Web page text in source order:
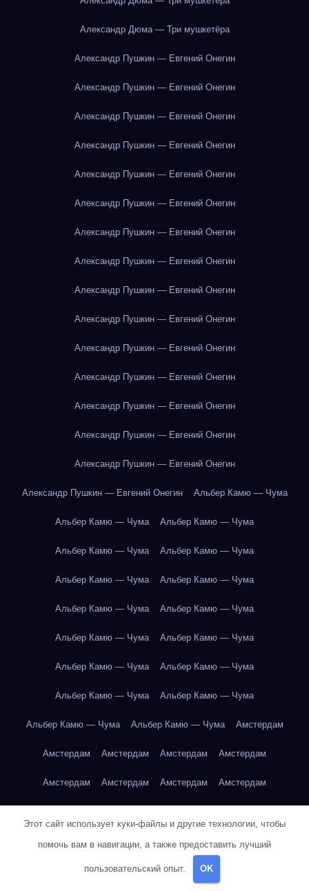
Александр Дюма — Три мушкетёра
Александр Пушкин — Евгений Онегин
Александр Пушкин — Евгений Онегин
Александр Пушкин — Евгений Онегин
Александр Пушкин — Евгений Онегин
Александр Пушкин — Евгений Онегин
Александр Пушкин — Евгений Онегин
Александр Пушкин — Евгений Онегин
Александр Пушкин — Евгений Онегин
Александр Пушкин — Евгений Онегин
Александр Пушкин — Евгений Онегин
Александр Пушкин — Евгений Онегин
Александр Пушкин — Евгений Онегин
Александр Пушкин — Евгений Онегин
Александр Пушкин — Евгений Онегин
Александр Пушкин — Евгений Онегин
Александр Пушкин — Евгений Онегин Альбер Камю — Чума
Альбер Камю — Чума Альбер Камю — Чума
Альбер Камю — Чума Альбер Камю — Чума
Альбер Камю — Чума Альбер Камю — Чума
Альбер Камю — Чума Альбер Камю — Чума
Альбер Камю — Чума Альбер Камю — Чума
Альбер Камю — Чума Альбер Камю — Чума
Альбер Камю — Чума Альбер Камю — Чума
Альбер Камю — Чума Альбер Камю — Чума Амстердам
Амстердам Амстердам Амстердам Амстердам
Амстердам Амстердам Амстердам Амстердам
Антон Чехов — Вишнёвый сад
Антон Чехов — Вишнёвый сад Антон Чехов — Вишнёвый сад
Этот сайт использует куки-файлы и другие технологии, чтобы
помочь вам в навигации, а также предоставить лучший
пользовательский опыт. OK